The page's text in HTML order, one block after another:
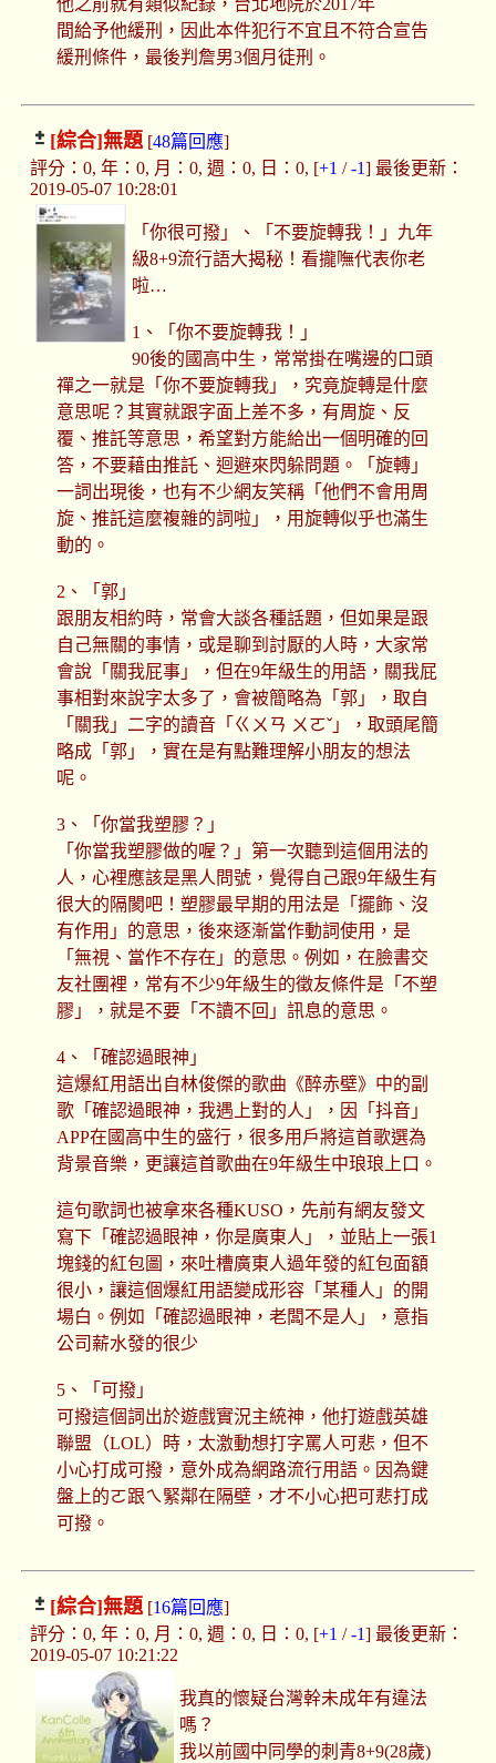
他之前就有類似紀錄，台北地院於2017年
間給予他緩刑，因此本件犯行不宜且不符合宣告
緩刑條件，最後判詹男3個月徒刑。
[綜合]無題[48篇回應]
評分：0, 年：0, 月：0, 週：0, 日：0, [+1 /-1] 最後更新：
2019-05-07 10:28:01
「你很可撥」、「不要旋轉我！」九年
級8+9流行語大揭秘！看攏嘸代表你老
啦…
1、「你不要旋轉我！」
90後的國高中生，常常掛在嘴邊的口頭
禪之一就是「你不要旋轉我」，究竟旋轉是什麼
意思呢？其實就跟字面上差不多，有周旋、反
覆、推託等意思，希望對方能給出一個明確的回
答，不要藉由推託、迴避來閃躲問題。「旋轉」
一詞出現後，也有不少網友笑稱「他們不會用周
旋、推託這麼複雜的詞啦」，用旋轉似乎也滿生
動的。
2、「郭」
跟朋友相約時，常會大談各種話題，但如果是跟
自己無關的事情，或是聊到討厭的人時，大家常
會說「關我屁事」，但在9年級生的用語，關我屁
事相對來說字太多了，會被簡略為「郭」，取自
「關我」二字的讀音「ㄍㄨㄢ ㄨㄛˇ」，取頭尾簡
略成「郭」，實在是有點難理解小朋友的想法
呢。
3、「你當我塑膠？」
「你當我塑膠做的喔？」第一次聽到這個用法的
人，心裡應該是黑人問號，覺得自己跟9年級生有
很大的隔閡吧！塑膠最早期的用法是「擺飾、沒
有作用」的意思，後來逐漸當作動詞使用，是
「無視、當作不存在」的意思。例如，在臉書交
友社團裡，常有不少9年級生的徵友條件是「不塑
膠」，就是不要「不讀不回」訊息的意思。
4、「確認過眼神」
這爆紅用語出自林俊傑的歌曲《醉赤壁》中的副
歌「確認過眼神，我遇上對的人」，因「抖音」
APP在國高中生的盛行，很多用戶將這首歌選為
背景音樂，更讓這首歌曲在9年級生中琅琅上口。
這句歌詞也被拿來各種KUSO，先前有網友發文
寫下「確認過眼神，你是廣東人」，並貼上一張1
塊錢的紅包圖，來吐槽廣東人過年發的紅包面額
很小，讓這個爆紅用語變成形容「某種人」的開
場白。例如「確認過眼神，老闆不是人」，意指
公司薪水發的很少
5、「可撥」
可撥這個詞出於遊戲實況主統神，他打遊戲英雄
聯盟（LOL）時，太激動想打字罵人可悲，但不
小心打成可撥，意外成為網路流行用語。因為鍵
盤上的ㄛ跟ㄟ緊鄰在隔壁，才不小心把可悲打成
可撥。
[綜合]無題[16篇回應]
評分：0, 年：0, 月：0, 週：0, 日：0, [+1 /-1] 最後更新：
2019-05-07 10:21:22
我真的懷疑台灣幹未成年有違法
嗎？
我以前國中同學的刺青8+9(28歲)